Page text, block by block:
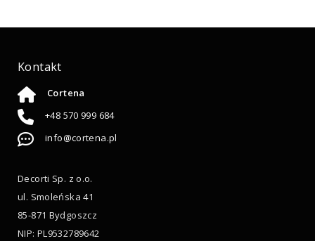
Kontakt
Cortena
+48 570 999 684
info@cortena.pl
Decorti Sp. z o.o.
ul. Smoleńska 41
85-871 Bydgoszcz
NIP: PL9532789642